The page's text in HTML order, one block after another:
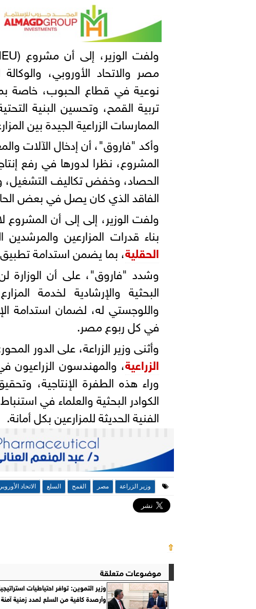
مصر والاتحاد الأوروبي،
نوعية في قطاع الحبوب، خاصة
تربية القمح، وتحسين البنية
الممارسات الزراعية الجيدة بين
وأكد "فاروق"، أن إدخال الآلات
المشروع، نظرا لدورها في رفع
الحصاد، وخفض تكاليف التشغيل،
الفاقد الذي كان يصل في بعض الحالات إلى
ولفت الوزير، إلى إلى أن
بناء قدرات المزارعين
الحقلية، بما يضمن استدامة تطبيق
وشدد "فاروق"، على أن الوزارة
البحثية والإرشادية لخدمة
واللوجستي له، لضمان استدامة
في كل ربوع مصر.
وأثنى وزير الزراعة، على الدور
الزراعية، والمهندسون الزراعيون
وراء هذه الطفرة الإنتاجية،
الكوادر البحثية والعلماء في
الفنية الحديثة للمزارعين بكل أمانة.
وزير الزراعة مصر القمح السلع الاتحاد
⇧
موضوعات متعلقة
وزير التموين: توافر احتياطيات
وأرصدة كافية من السلع لمدد زمنية آمنة